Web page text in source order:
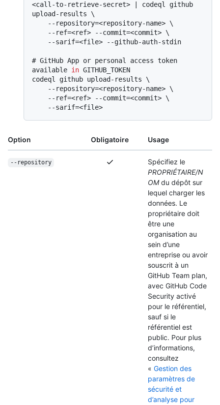
<call-to-retrieve-secret> | codeql github
upload-results \
# GitHub App or personal access token
available in GITHUB_TOKEN
codeql github upload-results \
Option Obligatoire Usage
--repository
Spécifiez le
PROPRIÉTAIRE/N
OMdu dépôt sur
lequel charger les
données. Le
propriétaire doit
être une
organisation au
sein d’une
entreprise ou avoir
souscrit à un
GitHub Team plan,
avec GitHub Code
Security activé
pour le référentiel,
sauf si le
référentiel est
public. Pour plus
d’informations,
consultez
« Gestion des
paramètres de
sécurité et
d’analyse pour